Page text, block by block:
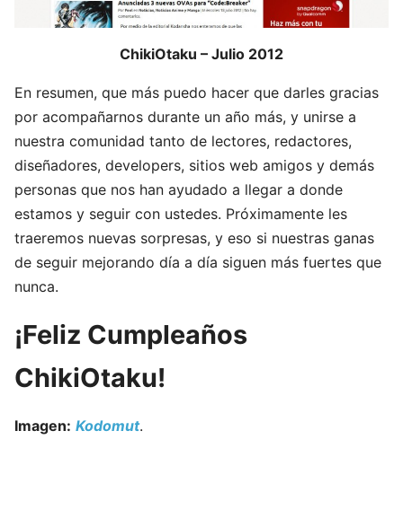
ChikiOtaku – Julio 2012
En resumen, que más puedo hacer que darles gracias
por acompañarnos durante un año más, y unirse a
nuestra comunidad tanto de lectores, redactores,
diseñadores, developers, sitios web amigos y demás
personas que nos han ayudado a llegar a donde
estamos y seguir con ustedes. Próximamente les
traeremos nuevas sorpresas, y eso si nuestras ganas
de seguir mejorando día a día siguen más fuertes que
nunca.
¡Feliz Cumpleaños
ChikiOtaku!
Imagen: Kodomut.